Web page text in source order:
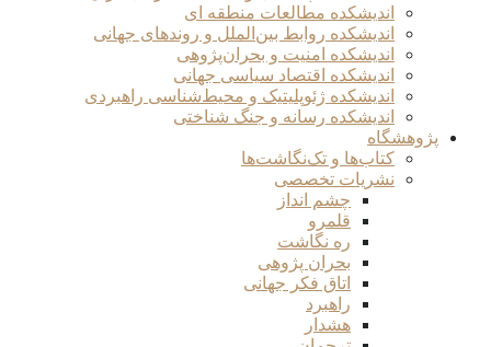
اندیشکده مطالعات منطقه ای
اندیشکده روابط بین‌الملل و روندهای جهانی
اندیشکده امنیت و بحران‌پژوهی
اندیشکده اقتصاد سیاسی جهانی
اندیشکده ژئوپلیتیک و محیط‌شناسی راهبردی
اندیشکده رسانه و جنگ شناختی
پژوهشگاه
کتاب‌ها و تک‌نگاشت‌ها
نشریات تخصصی
چشم انداز
قلمرو
ره نگاشت
بحران پژوهی
اتاق فکر جهانی
راهبرد
هشدار